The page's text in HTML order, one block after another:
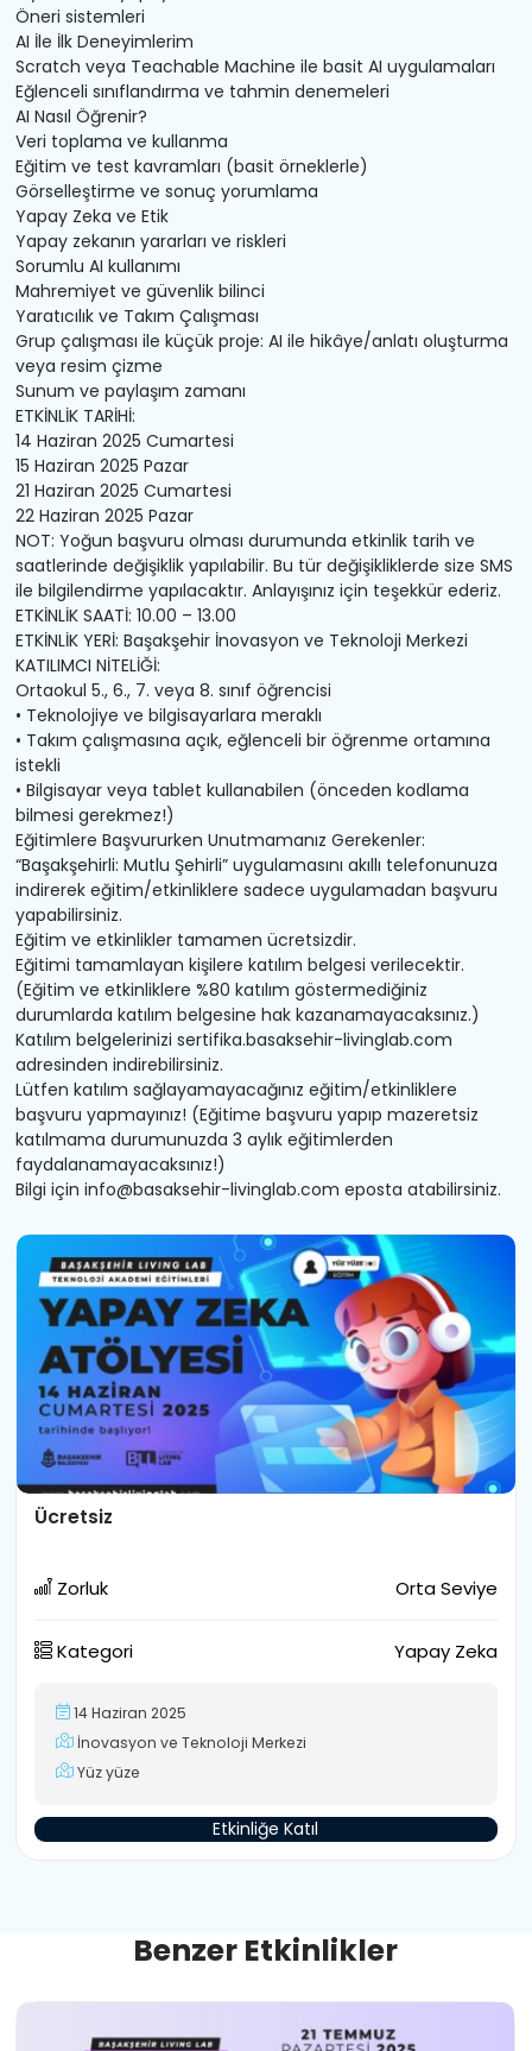
Öneri sistemleri
AI İle İlk Deneyimlerim
Scratch veya Teachable Machine ile basit AI uygulamaları
Eğlenceli sınıflandırma ve tahmin denemeleri
AI Nasıl Öğrenir?
Veri toplama ve kullanma
Eğitim ve test kavramları (basit örneklerle)
Görselleştirme ve sonuç yorumlama
Yapay Zeka ve Etik
Yapay zekanın yararları ve riskleri
Sorumlu AI kullanımı
Mahremiyet ve güvenlik bilinci
Yaratıcılık ve Takım Çalışması
Grup çalışması ile küçük proje: AI ile hikâye/anlatı oluşturma
veya resim çizme
Sunum ve paylaşım zamanı
ETKİNLİK TARİHİ:
14 Haziran 2025 Cumartesi
15 Haziran 2025 Pazar
21 Haziran 2025 Cumartesi
22 Haziran 2025 Pazar
NOT: Yoğun başvuru olması durumunda etkinlik tarih ve
saatlerinde değişiklik yapılabilir. Bu tür değişikliklerde size SMS
ile bilgilendirme yapılacaktır. Anlayışınız için teşekkür ederiz.
ETKİNLİK SAATİ: 10.00 – 13.00
ETKİNLİK YERİ: Başakşehir İnovasyon ve Teknoloji Merkezi
KATILIMCI NİTELİĞİ:
Ortaokul 5., 6., 7. veya 8. sınıf öğrencisi
• Teknolojiye ve bilgisayarlara meraklı
• Takım çalışmasına açık, eğlenceli bir öğrenme ortamına
istekli
• Bilgisayar veya tablet kullanabilen (önceden kodlama
bilmesi gerekmez!)
Eğitimlere Başvururken Unutmamanız Gerekenler:
“Başakşehirli: Mutlu Şehirli” uygulamasını akıllı telefonunuza
indirerek eğitim/etkinliklere sadece uygulamadan başvuru
yapabilirsiniz.
Eğitim ve etkinlikler tamamen ücretsizdir.
Eğitimi tamamlayan kişilere katılım belgesi verilecektir.
(Eğitim ve etkinliklere %80 katılım göstermediğiniz
durumlarda katılım belgesine hak kazanamayacaksınız.)
Katılım belgelerinizi sertifika.basaksehir-livinglab.com
adresinden indirebilirsiniz.
Lütfen katılım sağlayamayacağınız eğitim/etkinliklere
başvuru yapmayınız! (Eğitime başvuru yapıp mazeretsiz
katılmama durumunuzda 3 aylık eğitimlerden
faydalanamayacaksınız!)
Bilgi içininfo@basaksehir-livinglab.com eposta atabilirsiniz.
Ücretsiz
Zorluk Orta Seviye
Kategori Yapay Zeka
14 Haziran 2025
İnovasyon ve Teknoloji Merkezi
Yüz yüze
Etkinliğe Katıl
Benzer Etkinlikler